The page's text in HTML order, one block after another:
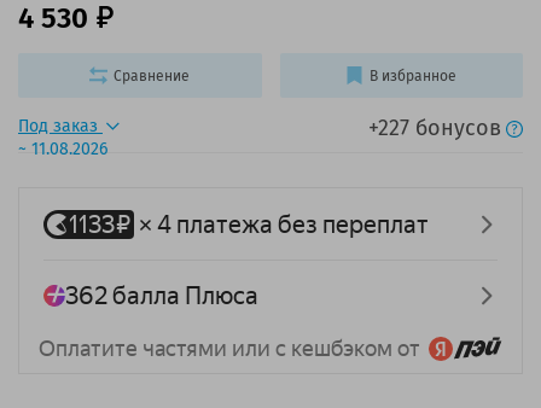
Под заказ
~ 11.08.2026
+227 бонусов
4 530
Сравнение В избранное